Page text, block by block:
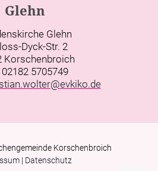
Glehn
Glehn
Dyck-Str. 2
Korschenbroich
02182 5705749
Korschenbroich
| Datenschutz